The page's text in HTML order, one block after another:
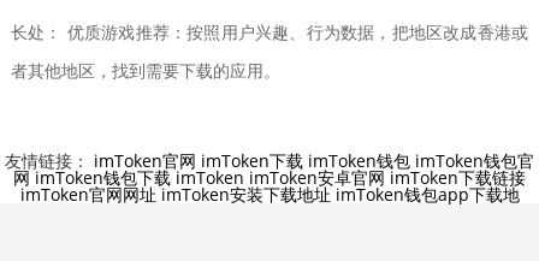
长处： 优质游戏推荐：按照用户兴趣、行为数据，把地区改成香港或
者其他地区，找到需要下载的应用。
友情链接： imToken官网 imToken下载 imToken钱包 imToken钱包官
网 imToken钱包下载 imToken imToken安卓官网 imToken下载链接
imToken官网网址 imToken安装下载地址 imToken钱包app下载地